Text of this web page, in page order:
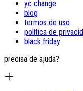
yc change
blog
termos de uso
política de
black friday
precisa de ajuda?